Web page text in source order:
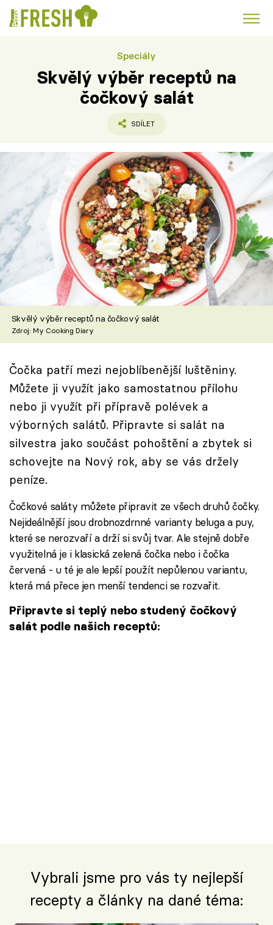
Polévky k večeři
Česká kuchyně Čokoláda
Recepty
Články
TV Program
Škola vaření
Recepty z TV
Speciál: Cuketa
Těhotnej kuchař
Sledujte prima+
Přihlášení
Sledujte nás
Speciály
Skvělý výběr receptů na
čočkový salát
SDÍLET
Skvělý výběr receptů na čočkový salát
Zdroj: My Cooking Diary
Čočka patří mezi nejoblíbenější luštěniny.
Můžete ji využít jako samostatnou přílohu
nebo ji využít při přípravě polévek a
výborných salátů. Připravte si salát na
silvestra jako součást pohoštění a zbytek si
schovejte na Nový rok, aby se vás držely
peníze.
Čočkové saláty můžete připravit ze všech druhů čočky.
Nejideálnější jsou drobnozdrnné varianty beluga a puy,
které se nerozvaří a drží si svůj tvar. Ale stejně dobře
využitelná je i klasická zelená čočka nebo i čočka
červená - u té je ale lepší použít nepůlenou variantu,
která má přece jen menší tendenci se rozvařit.
Připravte si teplý nebo studený čočkový
salát podle našich receptů:
Vybrali jsme pro vás ty nejlepší
recepty a články na dané téma: